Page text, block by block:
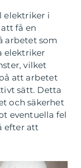
elektriker i
få en
arbetet som
elektriker
vilket
att arbetet
sätt. Detta
och säkerhet
eventuella fel
efter att